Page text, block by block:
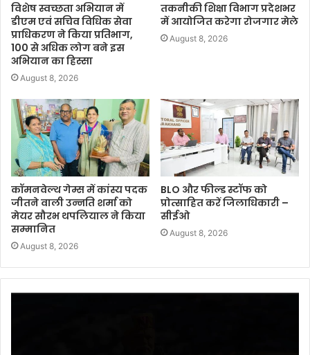
विशेष स्वच्छता अभियान में
डीएम एवं सचिव विधिक सेवा
प्राधिकरण ने किया प्रतिभाग,
100 से अधिक लोग बने इस
अभियान का हिस्सा
August 8, 2026
तकनीकी शिक्षा विभाग प्रदेशभर
में आयोजित करेगा रोजगार मेले
August 8, 2026
कॉमनवेल्थ गेम्स में कांस्य पदक
जीतने वाली उन्नति शर्मा को
मेयर सौरभ थपलियाल ने किया
सम्मानित
August 8, 2026
BLO और फील्ड स्टॉफ को
प्रोत्साहित करें जिलाधिकारी –
सीईओ
August 8, 2026